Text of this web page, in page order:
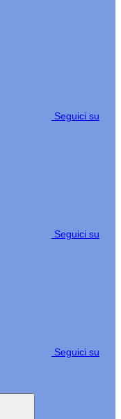
Seguici su
Seguici su
Seguici su